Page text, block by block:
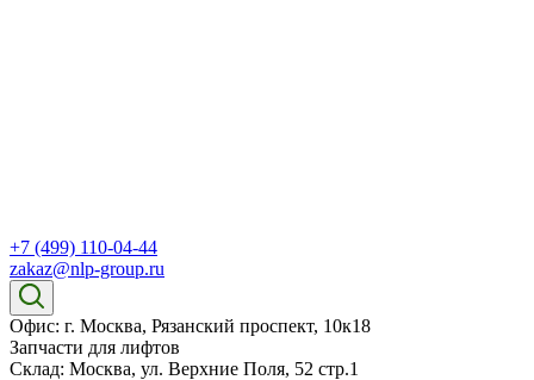
+7 (499) 110-04-44
zakaz@nlp-group.ru
Офис: г. Москва, Рязанский проспект, 10к18
Запчасти для лифтов
Склад: Москва, ул. Верхние Поля, 52 стр.1